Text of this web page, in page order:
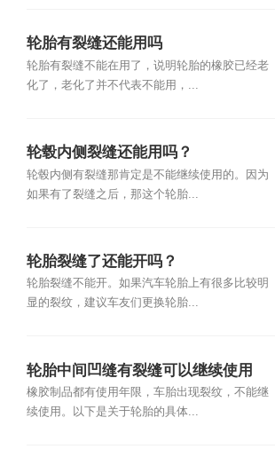
轮胎有裂缝还能用吗
轮胎有裂缝不能在用了，说明轮胎的橡胶已经老
化了，老化了并不代表不能用，...
轮毂内侧裂缝还能用吗？
轮毂内侧有裂缝那肯定是不能继续使用的。因为
如果有了裂缝之后，那这个轮胎...
轮胎裂缝了还能开吗？
轮胎裂缝不能开。如果汽车轮胎上有很多比较明
显的裂纹，建议车友们更换轮胎...
轮胎中间凹缝有裂缝可以继续使用
吗？
橡胶制品都有使用年限，车胎出现裂纹，不能继
续使用。以下是关于轮胎的具体...